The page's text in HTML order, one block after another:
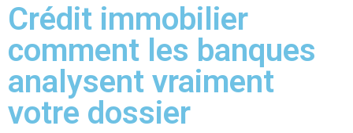
Crédit immobilier
comment les banques
analysent vraiment
votre dossier